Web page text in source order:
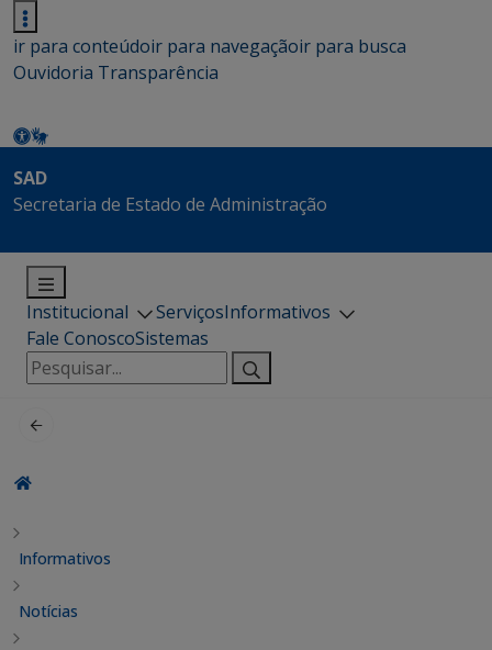
ir para conteúdoir para navegaçãoir para busca
Ouvidoria Transparência
SAD
Secretaria de Estado de Administração
Institucional ServiçosInformativos
Fale ConoscoSistemas
Pesquisar
por:
Informativos
Notícias